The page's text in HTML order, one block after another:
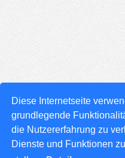
Diese Internetseite
grundlegende
die Nutzererfahrung zu
Dienste und Funktionen